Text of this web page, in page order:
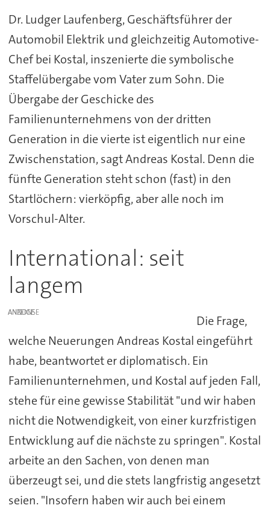
Dr. Ludger Laufenberg, Geschäftsführer der
Automobil Elektrik und gleichzeitig Automotive-
Chef bei Kostal, inszenierte die symbolische
Staffelübergabe vom Vater zum Sohn. Die
Übergabe der Geschicke des
Familienunternehmens von der dritten
Generation in die vierte ist eigentlich nur eine
Zwischenstation, sagt Andreas Kostal. Denn die
fünfte Generation steht schon (fast) in den
Startlöchern: vierköpfig, aber alle noch im
Vorschul-Alter.
International: seit
langem
ANZEIGE
Die Frage,
welche Neuerungen Andreas Kostal eingeführt
habe, beantwortet er diplomatisch. Ein
Familienunternehmen, und Kostal auf jeden Fall,
stehe für eine gewisse Stabilität "und wir haben
nicht die Notwendigkeit, von einer kurzfristigen
Entwicklung auf die nächste zu springen". Kostal
arbeite an den Sachen, von denen man
überzeugt sei, und die stets langfristig angesetzt
seien. "Insofern haben wir auch bei einem